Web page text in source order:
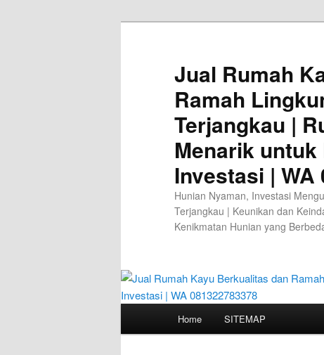
Jual Rumah
Ramah
Terjangkau |
Menarik
Investasi | WA
Hunian Nyaman, Investasi
Terjangkau | Keunikan dan
Kenikmatan Hunian yang
Skip
Skip
Home SITEMAP